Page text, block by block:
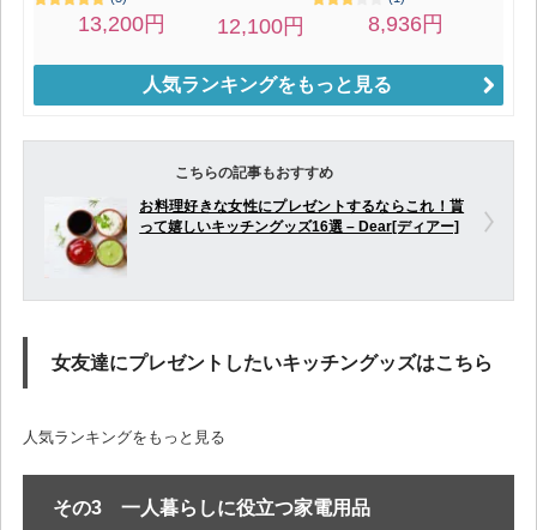
人気ランキングをもっと見る
こちらの記事もおすすめ
お料理好きな女性にプレゼントするならこれ！貰
って嬉しいキッチングッズ16選 – Dear[ディアー]
女友達にプレゼントしたいキッチングッズはこちら
人気ランキングをもっと見る
その3 一人暮らしに役立つ家電用品